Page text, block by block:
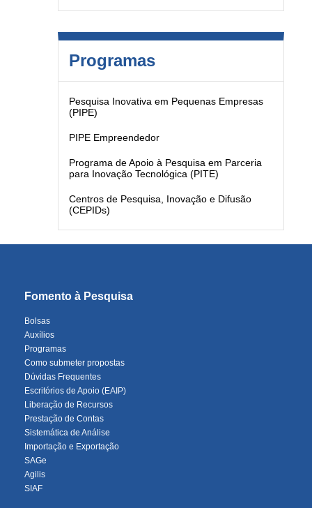
Programas
Pesquisa Inovativa em Pequenas Empresas
(PIPE)
PIPE Empreendedor
Programa de Apoio à Pesquisa em Parceria
para Inovação Tecnológica (PITE)
Centros de Pesquisa, Inovação e Difusão
(CEPIDs)
Fomento à Pesquisa
Bolsas
Auxílios
Programas
Como submeter propostas
Dúvidas Frequentes
Escritórios de Apoio (EAIP)
Liberação de Recursos
Prestação de Contas
Sistemática de Análise
Importação e Exportação
SAGe
Agilis
SIAF